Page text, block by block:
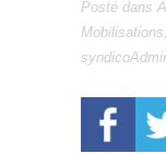
Posté dans
Mobilisations,